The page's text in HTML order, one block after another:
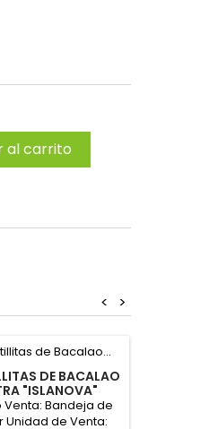
al carrito
>
<
DE BACALAO
"ISLANOVA"
Venta: Bandeja de
Unidad de Venta: